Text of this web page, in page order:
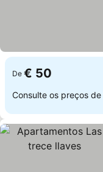
De € 50
Consulte os preços de